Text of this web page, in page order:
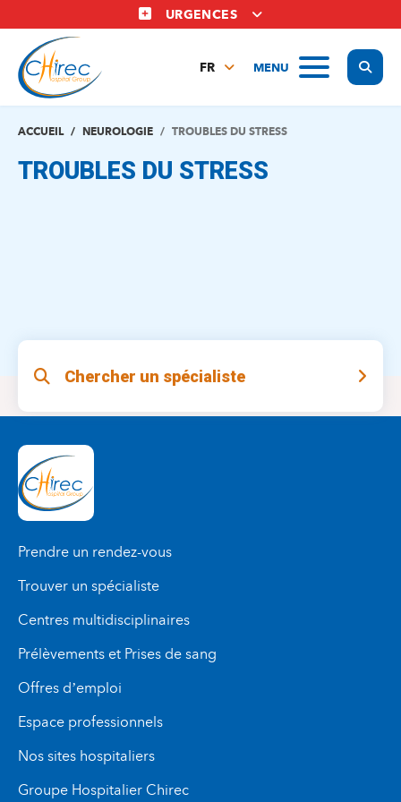
au
contenu
principal
URGENCES
MENU
FR
EN
ACCUEIL NEUROLOGIE TROUBLES DU STRESS
TROUBLES DU STRESS
Chercher un spécialiste
Prendre un rendez-vous
Trouver un spécialiste
Centres multidisciplinaires
Prélèvements et Prises de sang
Offres d’emploi
Espace professionnels
Nos sites hospitaliers
Groupe Hospitalier Chirec